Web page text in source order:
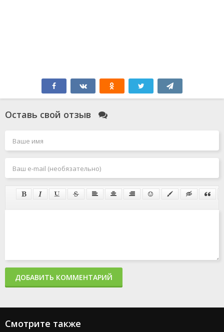
Оставь свой отзыв
ДОБАВИТЬ КОММЕНТАРИЙ
Смотрите также